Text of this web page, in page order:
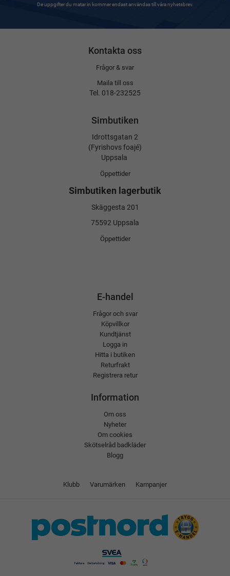
De uppgifter du matar in kommer endast användas till våra nyhetsbrev.
Kontakta oss
Frågor & svar
Maila till oss
Tel. 018-232525
Simbutiken
Idrottsgatan 2
(Fyrishovs foajé)
Uppsala
Öppettider
Simbutiken lagerbutik
Skäggesta 201
75592 Uppsala
Öppettider
E-handel
Frågor och svar
Köpvillkor
Kundtjänst
Logga in
Hitta i butiken
Returfrakt
Registrera retur
Information
Om oss
Nyheter
Om cookies
Skötselråd badkläder
Blogg
Klubb Varumärken Kampanjer